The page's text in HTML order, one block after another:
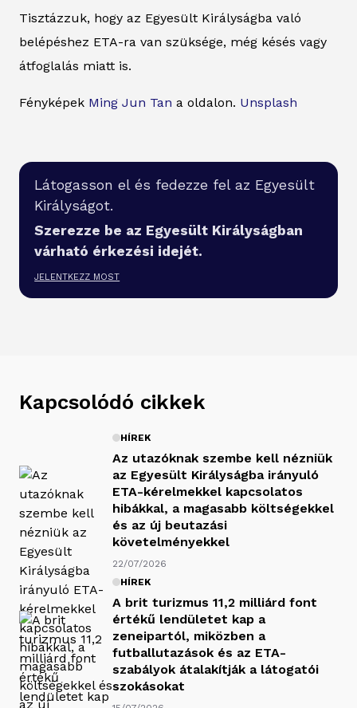
Tisztázzuk, hogy az Egyesült Királyságba való
belépéshez ETA-ra van szüksége, még késés vagy
átfoglalás miatt is.
Fényképek Ming Jun Tan a oldalon. Unsplash
Látogasson el és fedezze fel az Egyesült
Királyságot.
Szerezze be az Egyesült Királyságban
várható érkezési idejét.
JELENTKEZZ MOST
Kapcsolódó cikkek
HÍREK
Az utazóknak szembe kell nézniük
az Egyesült Királyságba irányuló
ETA-kérelmekkel kapcsolatos
hibákkal, a magasabb költségekkel
és az új beutazási
követelményekkel
22/07/2026
HÍREK
A brit turizmus 11,2 milliárd font
értékű lendületet kap a
zeneipartól, miközben a
futballutazások és az ETA-
szabályok átalakítják a látogatói
szokásokat